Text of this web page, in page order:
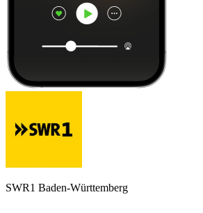
SWR1 Baden-Württemberg